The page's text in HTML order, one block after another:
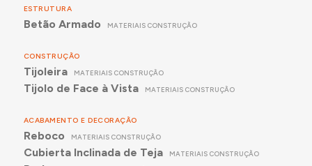
ESTRUTURA
Betão Armado MATERIAIS CONSTRUÇÃO
CONSTRUÇÃO
Tijoleira MATERIAIS CONSTRUÇÃO
Tijolo de Face à Vista MATERIAIS CONSTRUÇÃO
ACABAMENTO E DECORAÇÃO
Reboco MATERIAIS CONSTRUÇÃO
Cubierta Inclinada de Teja MATERIAIS CONSTRUÇÃO